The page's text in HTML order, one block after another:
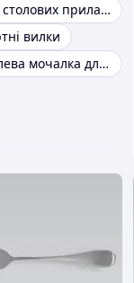
Набір столових приладів Maestro
вилки
Металева мочалка для посуду